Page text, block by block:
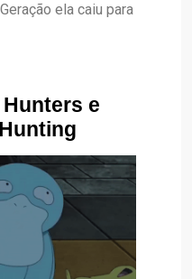
ela caiu para
e